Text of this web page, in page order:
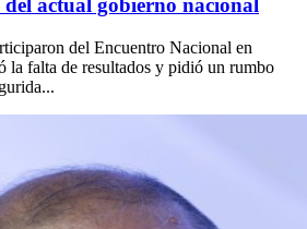
actual gobierno nacional
del Encuentro Nacional en
la falta de resultados y pidió un rumbo